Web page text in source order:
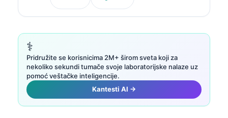
друштва за клиничку хемију, специјализован је за
вештачке интелигенције.
⚕️
Pridružite se korisnicima 2M+ širom sveta koji za
nekoliko sekundi tumače svoje laboratorijske nalaze uz
pomoć veštačke inteligencije.
Kantesti AI →